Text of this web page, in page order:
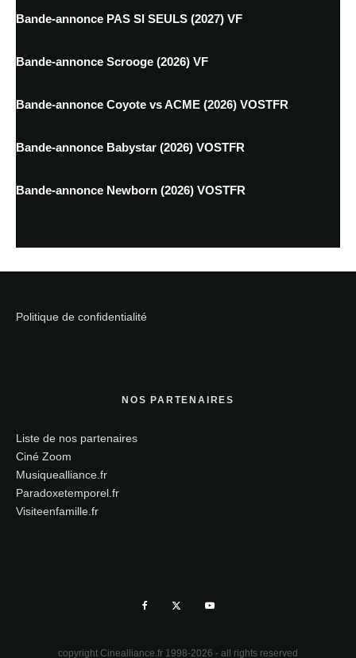
Bande-annonce PAS SI SEULS (2027) VF
Bande-annonce Scrooge (2026) VF
Bande-annonce Coyote vs ACME (2026) VOSTFR
Bande-annonce Babystar (2026) VOSTFR
Bande-annonce Newborn (2026) VOSTFR
Politique de confidentialité
NOS PARTENAIRES
Liste de nos partenaires
Ciné Zoom
Musiquealliance.fr
Paradoxetemporel.fr
Visiteenfamille.fr
copyright Cinealliance.fr 1998-2026 - all rights reserved